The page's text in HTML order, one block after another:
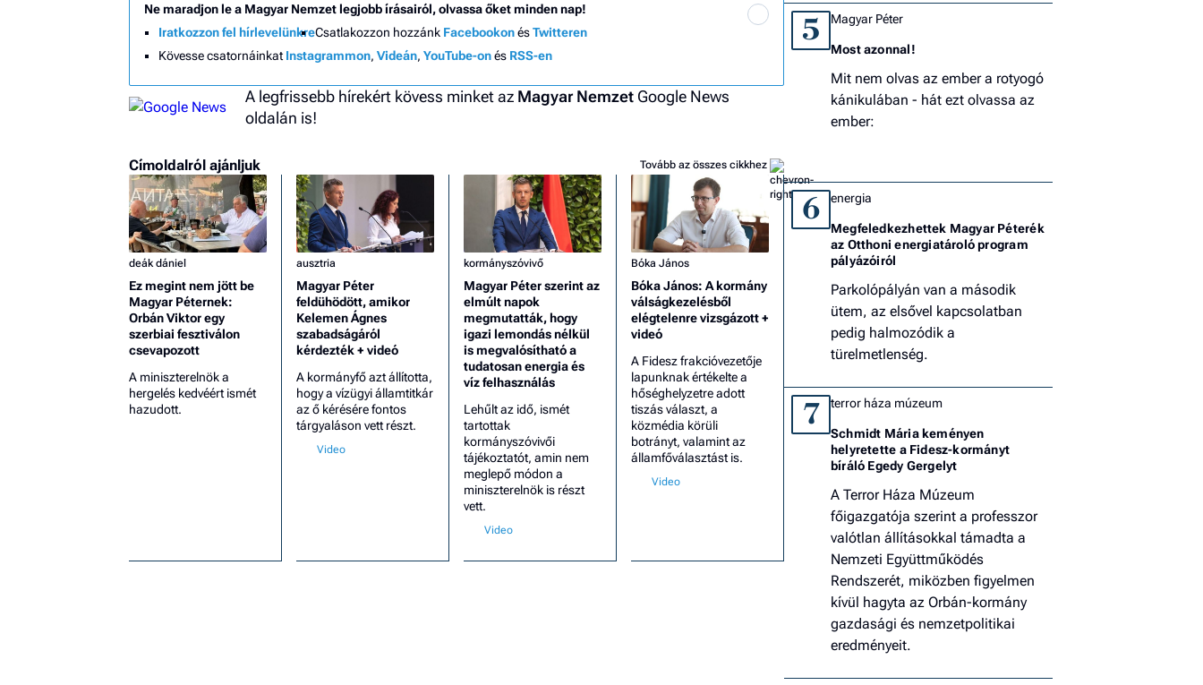
Ne maradjon le a Magyar Nemzet legjobb írásairól, olvassa őket minden nap!
Iratkozzon fel hírlevelünkreCsatlakozzon hozzánk FacebookonésTwitteren
Kövesse csatornáinkat Instagrammon, Videán, YouTube-onés RSS-en
A legfrissebb hírekért kövess minket az Magyar Nemzet Google News
oldalán is!
Címoldalról ajánljuk Tovább az összes cikkhez
deák dániel
Ez megint nem jött be
Magyar Péternek:
Orbán Viktor egy
szerbiai fesztiválon
csevapozott
A miniszterelnök a
hergelés kedvéért ismét
hazudott.
ausztria
Magyar Péter
feldühödött, amikor
Kelemen Ágnes
szabadságáról
kérdezték + videó
A kormányfő azt állította,
hogy a vízügyi államtitkár
az ő kérésére fontos
tárgyaláson vett részt.
kormányszóvivő
Magyar Péter szerint az
elmúlt napok
megmutatták, hogy
igazi lemondás nélkül
is megvalósítható a
tudatosan energia és
víz felhasználás
Lehűlt az idő, ismét
tartottak
kormányszóvivői
tájékoztatót, amin nem
meglepő módon a
miniszterelnök is részt
vett.
Bóka János
Bóka János: A kormány
válságkezelésből
elégtelenre vizsgázott +
videó
A Fidesz frakcióvezetője
lapunknak értékelte a
hőséghelyzetre adott
tiszás választ, a
közmédia körüli
botrányt, valamint az
államfőválasztást is.
5 Magyar Péter
Most azonnal!
Mit nem olvas az ember a rotyogó
kánikulában - hát ezt olvassa az
ember:
6 energia
Megfeledkezhettek Magyar Péterék
az Otthoni energiatároló program
pályázóiról
Parkolópályán van a második
ütem, az elsővel kapcsolatban
pedig halmozódik a
türelmetlenség.
7 terror háza múzeum
Schmidt Mária keményen
helyretette a Fidesz-kormányt
bíráló Egedy Gergelyt
A Terror Háza Múzeum
főigazgatója szerint a professzor
valótlan állításokkal támadta a
Nemzeti Együttműködés
Rendszerét, miközben figyelmen
kívül hagyta az Orbán-kormány
gazdasági és nemzetpolitikai
eredményeit.